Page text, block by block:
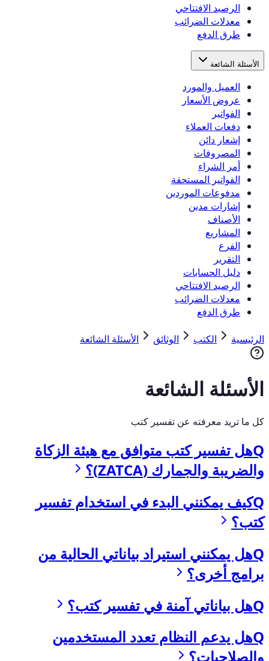
الرصيد الافتتاحي
معدلات الضرائب
طرق الدفع
الأسئلة الشائعة
العميل والمورد
عروض الأسعار
الفواتير
دفعات العملاء
إشعار دائن
المصروفات
أمر الشراء
الفواتير المستحقة
مدفوعات الموردين
إشارات مدين
الأصناف
المشاريع
الفرع
التقرير
دليل الحسابات
الرصيد الافتتاحي
معدلات الضرائب
طرق الدفع
الرئيسية الكتب الوثائق الأسئلة الشائعة
الأسئلة الشائعة
كل ما تريد معرفته عن تفسير كتب
Qهل تفسير كتب متوافق مع هيئة الزكاة
والضريبة والجمارك (ZATCA)؟
Qكيف يمكنني البدء في استخدام تفسير
كتب؟
Qهل يمكنني استيراد بياناتي الحالية من
برامج أخرى؟
Qهل بياناتي آمنة في تفسير كتب؟
Qهل يدعم النظام تعدد المستخدمين
والصلاحيات؟